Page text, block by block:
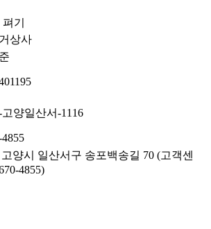
상사
고양일산서-1116
4855
양시 일산서구 송포백송길 70 (고객센
4855)